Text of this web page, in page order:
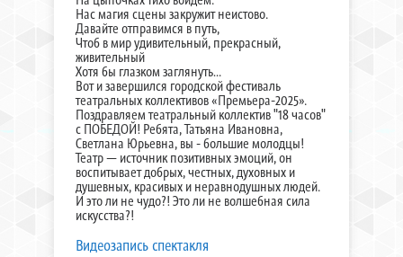
Нас магия сцены закружит неистово.
Давайте отправимся в путь,
Чтоб в мир удивительный, прекрасный,
живительный
Хотя бы глазком заглянуть…
Вот и завершился городской фестиваль
театральных коллективов «Премьера-2025».
Поздравляем театральный коллектив "18 часов"
с ПОБЕДОЙ! Ребята, Татьяна Ивановна,
Светлана Юрьевна, вы - большие молодцы!
Театр — источник позитивных эмоций, он
воспитывает добрых, честных, духовных и
душевных, красивых и неравнодушных людей.
И это ли не чудо?! Это ли не волшебная сила
искусства?!
Видеозапись спектакля